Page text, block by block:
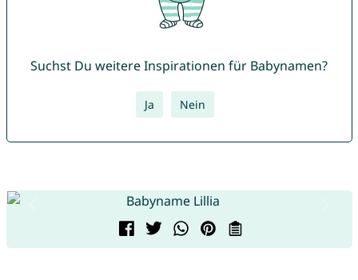
Suchst Du weitere Inspirationen für Babynamen?
Ja Nein